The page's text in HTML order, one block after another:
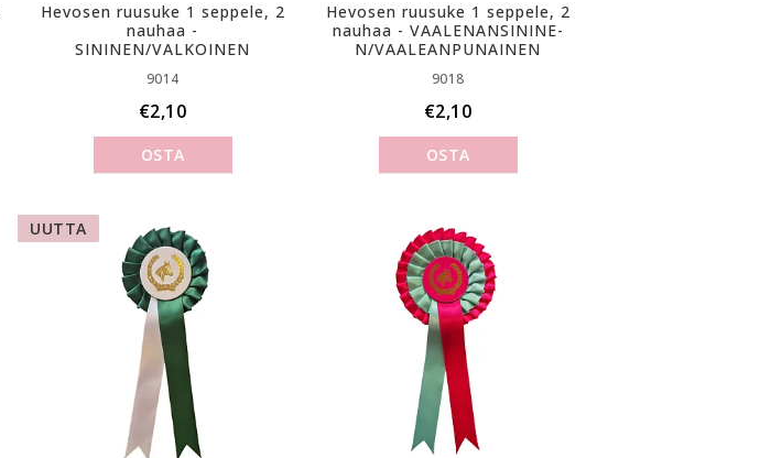
Hevosen ruusuke 1 seppele, 2
nauhaa -
SININEN/VALKOINEN
9014
€2,10
OSTA
Hevosen ruusuke 1 seppele, 2
nauhaa - V­A­A­L­E­N­A­N­S­I­N­I­N­E­
N­/­V­A­A­L­E­A­N­P­U­N­A­I­N­E­N
9018
€2,10
OSTA
UUTTA